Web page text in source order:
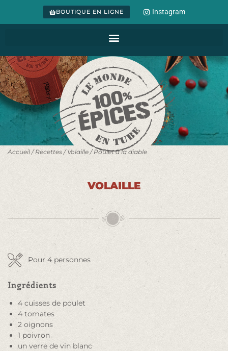
BOUTIQUE EN LIGNE Instagram
Accueil/Recettes/Volaille/ Poulet à la diable
VOLAILLE
Pour 4 personnes
Ingrédients
4 cuisses de poulet
4 tomates
2 oignons
1 poivron
un verre de vin blanc